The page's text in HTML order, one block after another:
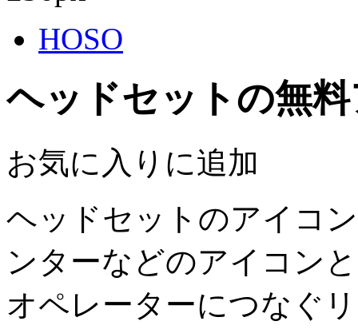
HOSO
ヘッドセットの無
お気に入りに追加
ヘッドセットのアイコ
ンターなどのアイコン
オペレーターにつなぐ